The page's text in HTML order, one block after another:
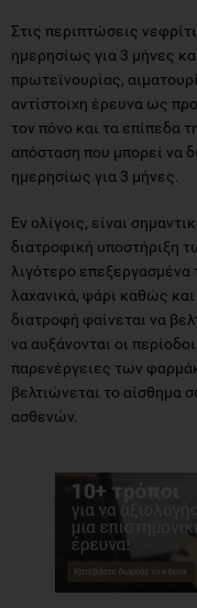
Στις περιπτώσεις
ημερησίως για 3 μήνες
πρωτεϊνουρίας,
αντίστοιχη έρευνα ως
τον πόνο και τα επίπεδα
απόσταση που μπορεί να
ημερησίως για 3 μήνες.
Εν ολίγοις, είναι
διατροφική υποστήριξη
λιγότερο
λαχανικά, ψάρι καθώς
διατροφή φαίνεται να
να αυξάνονται οι
παρενέργειες των
βελτιώνεται το αίσθημα
ασθενών.